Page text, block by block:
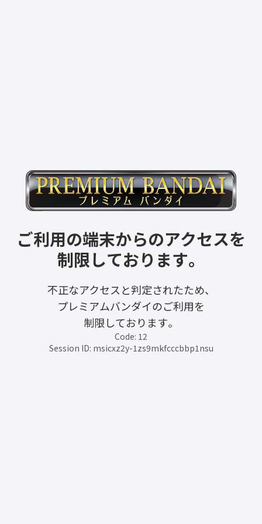
ご利用の端末からのアクセスを
制限しております。
不正なアクセスと判定されたため、
プレミアムバンダイのご利用を
制限しております。
Code: 12
Session ID: msicxz2y-1zs9mkfcccbbp1nsu